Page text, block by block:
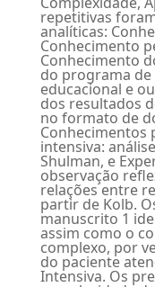
repetitivas
analíticas:
Conhecimento
Conhecimento
do programa
educacional e
dos resultados
no formato de
Conhecimentos
intensiva:
Shulman, e
observação
relações entre
partir de Kolb.
manuscrito 1
assim como o
complexo, por
do paciente
Intensiva. Os